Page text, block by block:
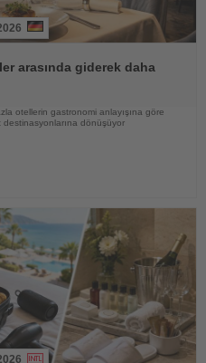
arasında giderek daha
otellerin gastronomi anlayışına göre
destinasyonlarına dönüşüyor